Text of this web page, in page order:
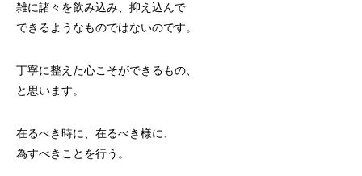
雑に諸々を飲み込み、抑え込んで
できるようなものではないのです。
丁寧に整えた心こそができるもの、
と思います。
在るべき時に、在るべき様に、
為すべきことを行う。